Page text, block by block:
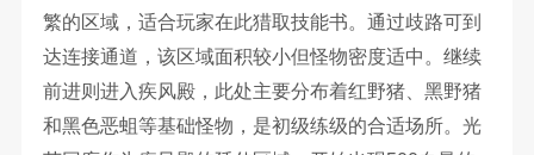
繁的区域，适合玩家在此猎取技能书。通过歧路可到
达连接通道，该区域面积较小但怪物密度适中。继续
前进则进入疾风殿，此处主要分布着红野猪、黑野猪
和黑色恶蛆等基础怪物，是初级练级的合适场所。光